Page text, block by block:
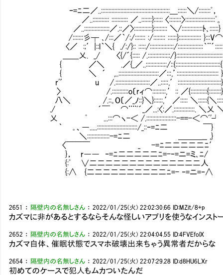
ｰ=ﾆ二／..::::::::::::::::::::::::::::::::::::::::::::::＿::::::＼/::::::::ﾟ，
／..::::::::::: ::::::::::: ／..:::::::}:::::: 〈::::::::〉::::::::::::::::::::ﾟ。
／..:::::::::::::::::／.::／〉::::::::::::}::::::::: ＼/::::::::::::::ﾄ､::::::}
/:::::::彡┬ ､/:::／｀/:/::::::: :/:::::::: ::::::}::::::::::::::: }:::V⌒
〈／ :;′|::l｀＼{ ./:/}:: :::::/::::::::::::::::/:::::::::::::::::｀
＿＿乂. _/ 〈{/´{::::: /.:::::::::::::::/
{ ／＼ .／{_／..::::::::::::::/::{::::::::::::::::::::::::::::::{
{ ＼ ´ ,..:::::::::::::::::::::::::::／:::,’:::::::::::::::::::::::::::: }.
r'′ u /.:::::::::::::::::::::::／
〉 /.:::::::::::o〔rィ⌒:::::::::,′:: ／{:::::::::::{::::::::}
八＼ /.::｡O〔／_ﾉ::}＼}::::::,′／::::: ＼::::::{＼
./ ´￣ ⌒¨¨ﾞ´_／...:〈:／.::::::::::::::. ＼乂 ＼
乂 ﾟ ...:::⌒ヽ-＜ /.::::::::::::::::::::-==-＜⌒ﾞ'┘
｀ ｡、―.....:::::::::::::::::::::::::::/_::‐=ﾆ二 ￣}
＼:::::::::::::::-=ﾆ二 ＿＿＿__ ,}
〈￣￣￣ _ -=ﾆ二二二二二ﾆ′
}， r―― ‐=ﾆ二二二二二ﾆ=-‐=ニ=ミ､ﾆ/
{:ﾟ ∨二二二二二二二二二二二二二二人
{:∧ {二二二二二二二二二二ﾆ=- ‐=ニ=‐∧
2651 ： 隔壁内の名無しさん ：2022/01/25(火) 22:02:30.66 ID:MZit/8+p
カズマに非があるとするならそんな怪しいアプリを使うなインス
2652 ： 隔壁内の名無しさん ：2022/01/25(火) 22:04:04.55 ID:4FVEfolX
カズマ自体、催眠状態でスマホ破壊出来ちゃう異常者だからな
2654 ： 隔壁内の名無しさん ：2022/01/25(火) 22:07:29.28 ID:d8HU6LXr
初めてのケースで犯人もムカついたんだ